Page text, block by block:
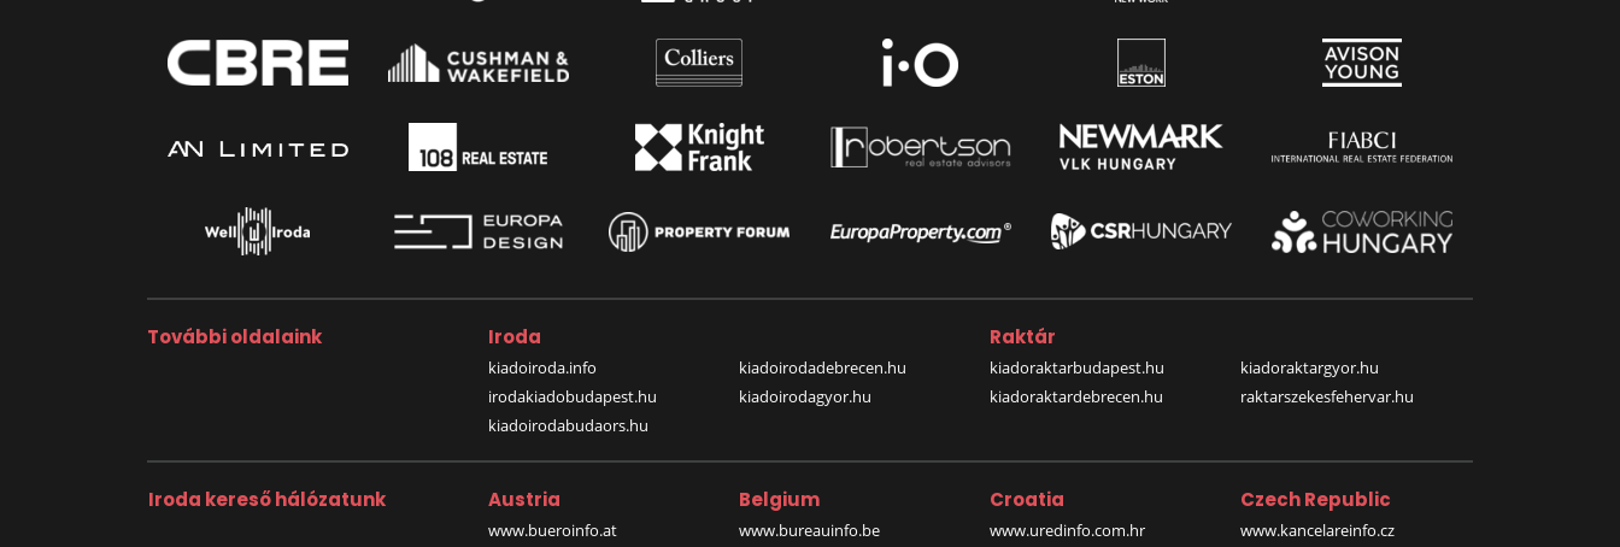
További oldalaink Iroda
kiadoiroda.info
irodakiadobudapest.hu
kiadoirodabudaors.hu
kiadoirodadebrecen.hu
kiadoirodagyor.hu
Raktár
kiadoraktarbudapest.hu
kiadoraktardebrecen.hu
kiadoraktargyor.hu
raktarszekesfehervar.hu
Iroda kereső hálózatunk Austria
www.bueroinfo.at
Belgium
www.bureauinfo.be
Croatia
www.uredinfo.com.hr
Czech Republic
www.kancelareinfo.cz